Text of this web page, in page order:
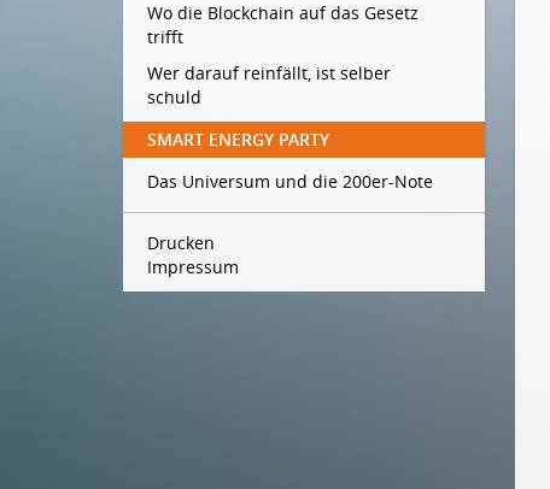
Wo die Blockchain auf das Gesetz
trifft
Wer darauf reinfällt, ist selber
schuld
SMART ENERGY PARTY
Das Universum und die 200er-Note
Drucken
Impressum